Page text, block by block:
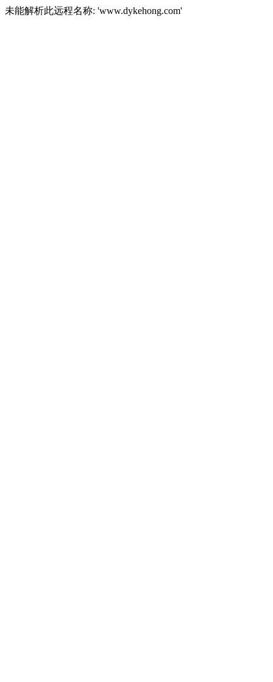
未能解析此远程名称: 'www.dykehong.com'